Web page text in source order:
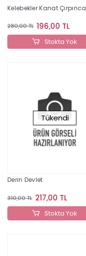
Kelebekler Kanat Çırpınca
280,00 TL 196,00 TL
Stokta Yok
Tükendi
Derin Devlet
310,00 TL 217,00 TL
Stokta Yok